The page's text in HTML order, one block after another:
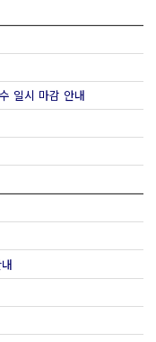
일시 마감 안내